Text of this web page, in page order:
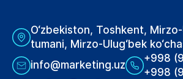
O‘zbekiston, Toshkent,
tumani, Mirzo-Ulug‘bek
info@marketing.uz
+998
+998